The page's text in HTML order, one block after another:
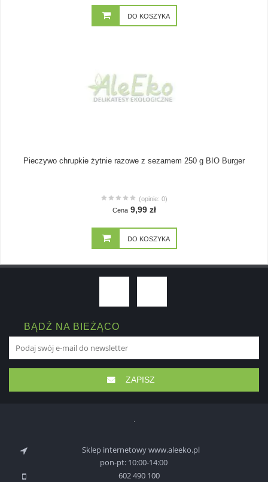
DO KOSZYKA
Pieczywo chrupkie żytnie razowe z sezamem 250 g BIO Burger
(opinie: 0)
Cena 9,99 zł
DO KOSZYKA
BĄDŹ NA BIEŻĄCO
ZAPISZ
Sklep internetowy www.aleeko.pl
pon-pt: 10:00-14:00
602 490 100